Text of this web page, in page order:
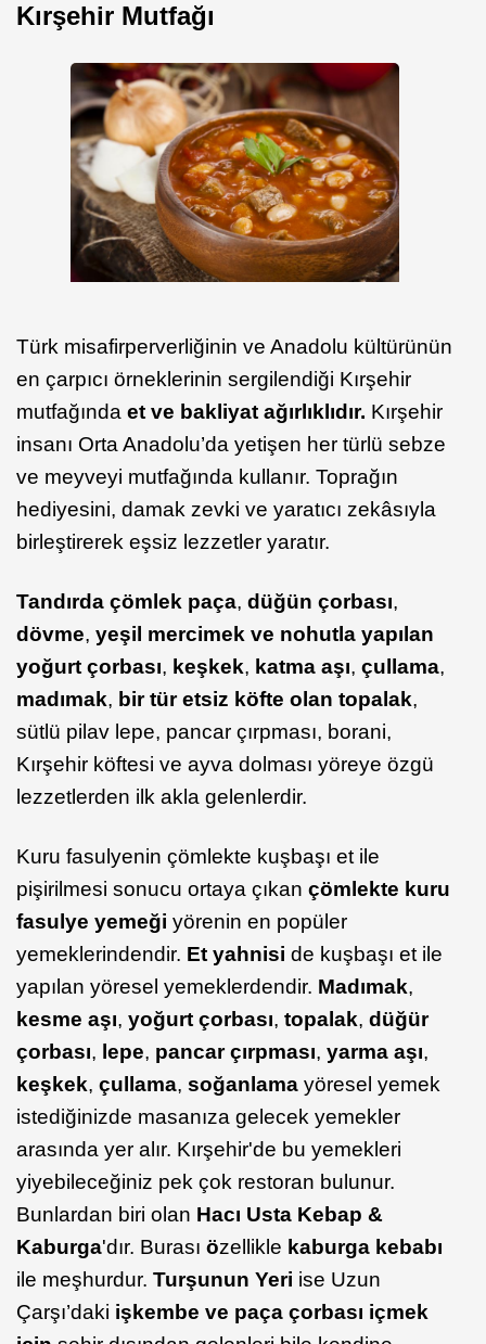
Kırşehir Mutfağı
Türk misafirperverliğinin ve Anadolu kültürünün
en çarpıcı örneklerinin sergilendiği Kırşehir
mutfağında et ve bakliyat ağırlıklıdır. Kırşehir
insanı Orta Anadolu’da yetişen her türlü sebze
ve meyveyi mutfağında kullanır. Toprağın
hediyesini, damak zevki ve yaratıcı zekâsıyla
birleştirerek eşsiz lezzetler yaratır.
Tandırda çömlek paça, düğün çorbası,
dövme, yeşil mercimek ve nohutla yapılan
yoğurt çorbası, keşkek, katma aşı, çullama,
madımak, bir tür etsiz köfte olan topalak,
sütlü pilav lepe, pancar çırpması, borani,
Kırşehir köftesi ve ayva dolması yöreye özgü
lezzetlerden ilk akla gelenlerdir.
Kuru fasulyenin çömlekte kuşbaşı et ile
pişirilmesi sonucu ortaya çıkan çömlekte kuru
fasulye yemeği yörenin en popüler
yemeklerindendir. Et yahnisi de kuşbaşı et ile
yapılan yöresel yemeklerdendir. Madımak,
kesme aşı, yoğurt çorbası, topalak, düğür
çorbası, lepe, pancar çırpması, yarma aşı,
keşkek, çullama, soğanlama yöresel yemek
istediğinizde masanıza gelecek yemekler
arasında yer alır. Kırşehir'de bu yemekleri
yiyebileceğiniz pek çok restoran bulunur.
Bunlardan biri olan Hacı Usta Kebap &
Kaburga'dır. Burası özellikle kaburga kebabı
ile meşhurdur. Turşunun Yeri ise Uzun
Çarşı’daki işkembe ve paça çorbası içmek